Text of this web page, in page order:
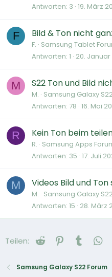
Antworten 3 19. März
F Bild & Ton nicht
F. Samsung Tablet
Antworten 1 20. Januar
M S22 Ton und Bild
M. Samsung Galaxy
Antworten 78 16. Mai
R Kein Ton beim
R. Samsung Apps
Antworten 35 17. Juli
M Videos Bild und
M. Samsung Galaxy
Antworten 15 28. März
Teilen: Reddit Pinterest
Tumblr
Samsung Galaxy S22 Forum